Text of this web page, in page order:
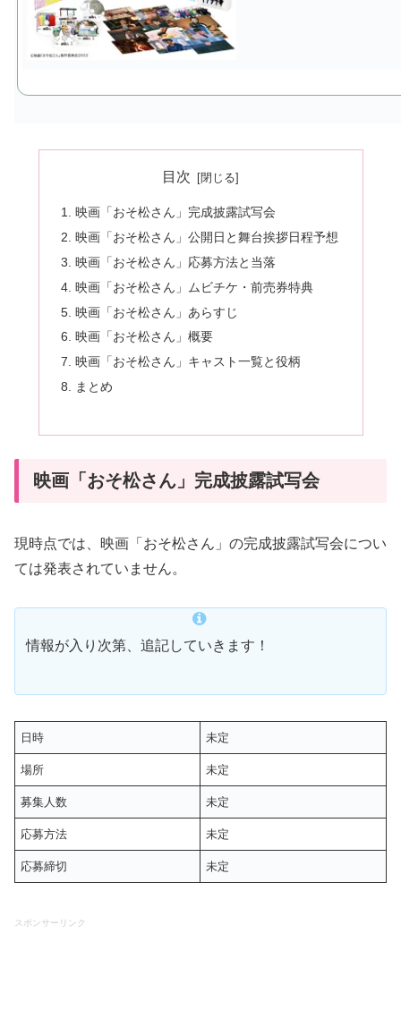
目次
映画「おそ松さん」完成披露試写会
映画「おそ松さん」公開日と舞台挨拶日程予想
映画「おそ松さん」応募方法と当落
映画「おそ松さん」ムビチケ・前売券特典
映画「おそ松さん」あらすじ
映画「おそ松さん」概要
映画「おそ松さん」キャスト一覧と役柄
まとめ
映画「おそ松さん」完成披露試写会
現時点では、映画「おそ松さん」の完成披露試写会につい
ては発表されていません。
情報が入り次第、追記していきます！
日時 未定
場所 未定
募集人数 未定
応募方法 未定
応募締切 未定
スポンサーリンク